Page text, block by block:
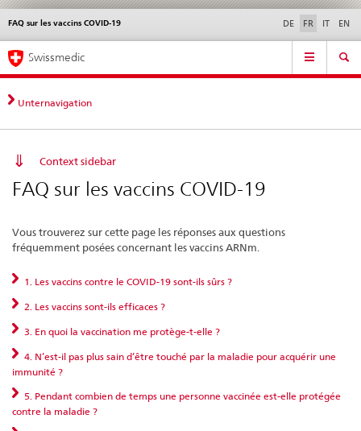
Navigation
directe:
actualités,
bases
contact
Actualités & Mises à
normes
Contact | Support &
aide
FAQ sur les vaccins COVID-19 DE FR IT EN
Service
Navigation
Swissmedic
Unternavigation
Context sidebar
FAQ sur les vaccins COVID-19
Vous trouverez sur cette page les réponses aux questions
fréquemment posées concernant les vaccins ARNm.
1. Les vaccins contre le COVID-19 sont-ils sûrs ?
2. Les vaccins sont-ils efficaces ?
3. En quoi la vaccination me protège-t-elle ?
4. N’est-il pas plus sain d’être touché par la maladie pour acquérir une
immunité ?
5. Pendant combien de temps une personne vaccinée est-elle protégée
contre la maladie ?